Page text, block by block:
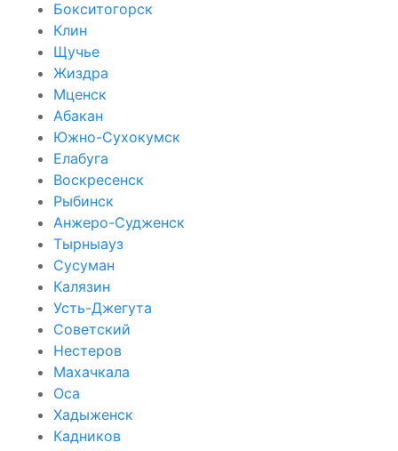
Бокситогорск
Клин
Щучье
Жиздра
Мценск
Абакан
Южно-Сухокумск
Елабуга
Воскресенск
Рыбинск
Анжеро-Судженск
Тырныауз
Сусуман
Калязин
Усть-Джегута
Советский
Нестеров
Махачкала
Оса
Хадыженск
Кадников